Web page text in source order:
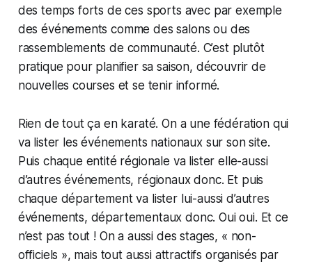
des temps forts de ces sports avec par exemple
des événements comme des salons ou des
rassemblements de communauté. C’est plutôt
pratique pour planifier sa saison, découvrir de
nouvelles courses et se tenir informé.
Rien de tout ça en karaté. On a une fédération qui
va lister les événements nationaux sur son site.
Puis chaque entité régionale va lister elle-aussi
d’autres événements, régionaux donc. Et puis
chaque département va lister lui-aussi d’autres
événements, départementaux donc. Oui oui. Et ce
n’est pas tout ! On a aussi des stages, « non-
officiels », mais tout aussi attractifs organisés par